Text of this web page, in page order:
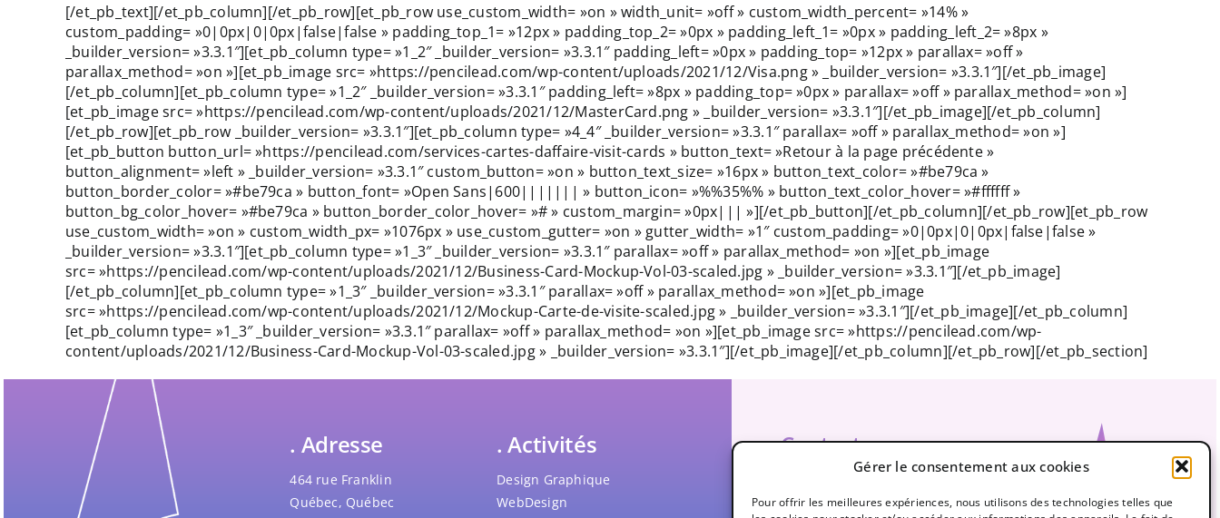
Gérer le consentement aux cookies
Pour offrir les meilleures expériences, nous utilisons des technologies telles que
[/et_pb_text][/et_pb_column][/et_pb_row][et_pb_row use_custom_width= »on » width_unit= »off » custom_width_percent= »14% »
custom_padding= »0|0px|0|0px|false|false » padding_top_1= »12px » padding_top_2= »0px » padding_left_1= »0px » padding_left_2= »8px »
_builder_version= »3.3.1″][et_pb_column type= »1_2″ _builder_version= »3.3.1″ padding_left= »0px » padding_top= »12px » parallax= »off »
parallax_method= »on »][et_pb_image src= »https://pencilead.com/wp-content/uploads/2021/12/Visa.png » _builder_version= »3.3.1″][/et_pb_image]
[/et_pb_column][et_pb_column type= »1_2″ _builder_version= »3.3.1″ padding_left= »8px » padding_top= »0px » parallax= »off » parallax_method= »on »]
[et_pb_image src= »https://pencilead.com/wp-content/uploads/2021/12/MasterCard.png » _builder_version= »3.3.1″][/et_pb_image][/et_pb_column]
[/et_pb_row][et_pb_row _builder_version= »3.3.1″][et_pb_column type= »4_4″ _builder_version= »3.3.1″ parallax= »off » parallax_method= »on »]
[et_pb_button button_url= »https://pencilead.com/services-cartes-daffaire-visit-cards » button_text= »Retour à la page précédente »
button_alignment= »left » _builder_version= »3.3.1″ custom_button= »on » button_text_size= »16px » button_text_color= »#be79ca »
button_border_color= »#be79ca » button_font= »Open Sans|600||||||| » button_icon= »%%35%% » button_text_color_hover= »#ffffff »
button_bg_color_hover= »#be79ca » button_border_color_hover= »# » custom_margin= »0px||| »][/et_pb_button][/et_pb_column][/et_pb_row][et_pb_row
use_custom_width= »on » custom_width_px= »1076px » use_custom_gutter= »on » gutter_width= »1″ custom_padding= »0|0px|0|0px|false|false »
_builder_version= »3.3.1″][et_pb_column type= »1_3″ _builder_version= »3.3.1″ parallax= »off » parallax_method= »on »][et_pb_image
src= »https://pencilead.com/wp-content/uploads/2021/12/Business-Card-Mockup-Vol-03-scaled.jpg » _builder_version= »3.3.1″][/et_pb_image]
[/et_pb_column][et_pb_column type= »1_3″ _builder_version= »3.3.1″ parallax= »off » parallax_method= »on »][et_pb_image
src= »https://pencilead.com/wp-content/uploads/2021/12/Mockup-Carte-de-visite-scaled.jpg » _builder_version= »3.3.1″][/et_pb_image][/et_pb_column]
[et_pb_column type= »1_3″ _builder_version= »3.3.1″ parallax= »off » parallax_method= »on »][et_pb_image src= »https://pencilead.com/wp-
content/uploads/2021/12/Business-Card-Mockup-Vol-03-scaled.jpg » _builder_version= »3.3.1″][/et_pb_image][/et_pb_column][/et_pb_row][/et_pb_section]
. Adresse
464 rue Franklin
Québec, Québec
. Activités
Design Graphique
WebDesign
.Contact
418 261-0961